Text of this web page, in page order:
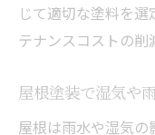
じて適切な塗料を
テナンスコストの削
屋根塗装で湿気や
屋根は雨水や湿気の